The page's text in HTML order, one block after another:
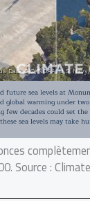
Source :